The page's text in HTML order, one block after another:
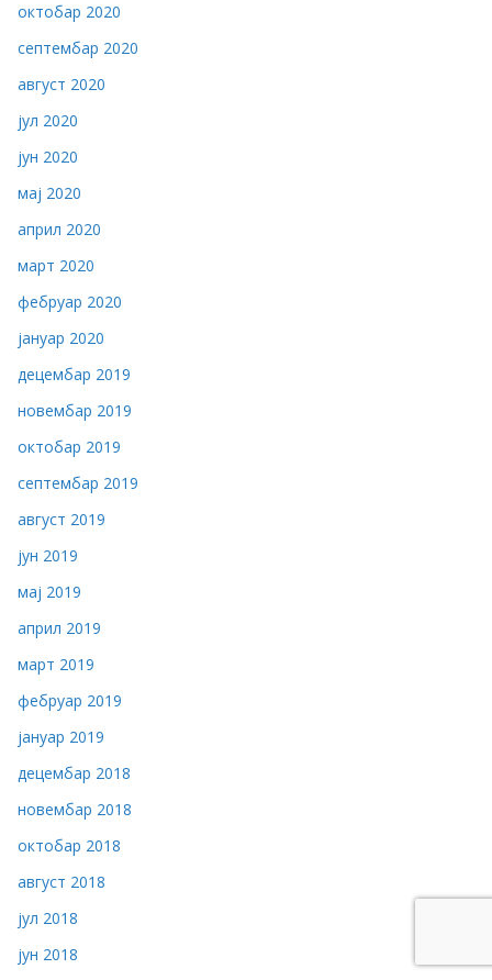
октобар 2020
септембар 2020
август 2020
јул 2020
јун 2020
мај 2020
април 2020
март 2020
фебруар 2020
јануар 2020
децембар 2019
новембар 2019
октобар 2019
септембар 2019
август 2019
јун 2019
мај 2019
април 2019
март 2019
фебруар 2019
јануар 2019
децембар 2018
новембар 2018
октобар 2018
август 2018
јул 2018
јун 2018